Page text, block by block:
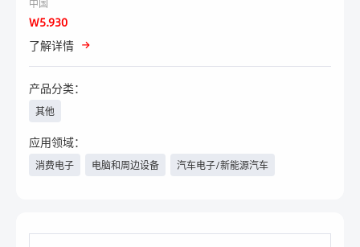
中国
W5.930
了解详情
产品分类：
其他
应用领域：
消费电子 电脑和周边设备
汽车电子/新能源汽车